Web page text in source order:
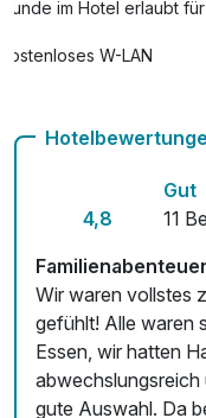
Hunde im Hotel erlaubt
Kostenloses W-LAN
4,8
Gut
11
Wir waren vollstes
gefühlt! Alle waren
Essen, wir hatten
abwechslungsreich
gute Auswahl. Da